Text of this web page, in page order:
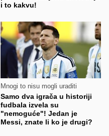
i to kakvu!
Mnogi to nisu mogli uraditi
Samo dva igrača u historiji
fudbala izvela su
"nemoguće"! Jedan je
Messi, znate li ko je drugi?